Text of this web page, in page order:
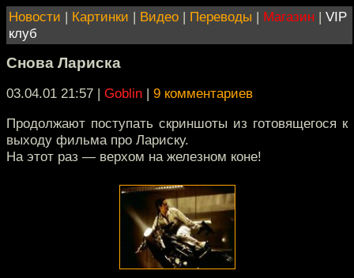
Новости | Картинки | Видео | Переводы | Магазин | VIP
клуб
Снова Лариска
03.04.01 21:57 | Goblin | 9 комментариев
Продолжают поступать скриншоты из готовящегося к
выходу фильма про Лариску.
На этот раз — верхом на железном коне!